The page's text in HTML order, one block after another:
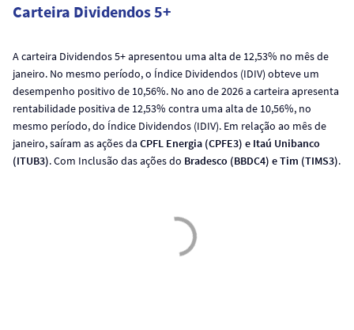
Carteira Dividendos 5+
A carteira Dividendos 5+ apresentou uma alta de 12,53% no mês de
janeiro. No mesmo período, o Índice Dividendos (IDIV) obteve um
desempenho positivo de 10,56%. No ano de 2026 a carteira apresenta
rentabilidade positiva de 12,53% contra uma alta de 10,56%, no
mesmo período, do Índice Dividendos (IDIV). Em relação ao mês de
janeiro, saíram as ações da CPFL Energia (CPFE3) e Itaú Unibanco
(ITUB3). Com Inclusão das ações do Bradesco (BBDC4) e Tim (TIMS3).